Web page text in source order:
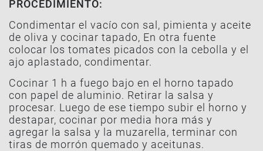
PROCEDIMIENTO:
Condimentar el vacío con sal, pimienta y aceite
de oliva y cocinar tapado, En otra fuente
colocar los tomates picados con la cebolla y el
ajo aplastado, condimentar.
Cocinar 1 h a fuego bajo en el horno tapado
con papel de aluminio. Retirar la salsa y
procesar. Luego de ese tiempo subir el horno y
destapar, cocinar por media hora más y
agregar la salsa y la muzarella, terminar con
tiras de morrón quemado y aceitunas.